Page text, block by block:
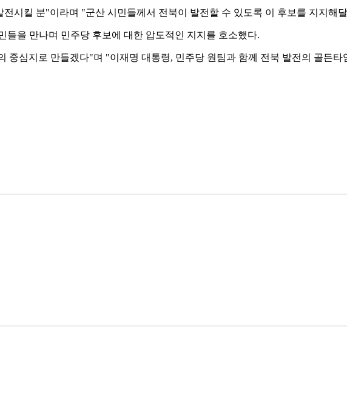
시킬 분"이라며 "군산 시민들께서 전북이 발전할 수 있도록 이 후보를 지지해
을 만나며 민주당 후보에 대한 압도적인 지지를 호소했다.
심지로 만들겠다"며 "이재명 대통령, 민주당 원팀과 함께 전북 발전의 골든타